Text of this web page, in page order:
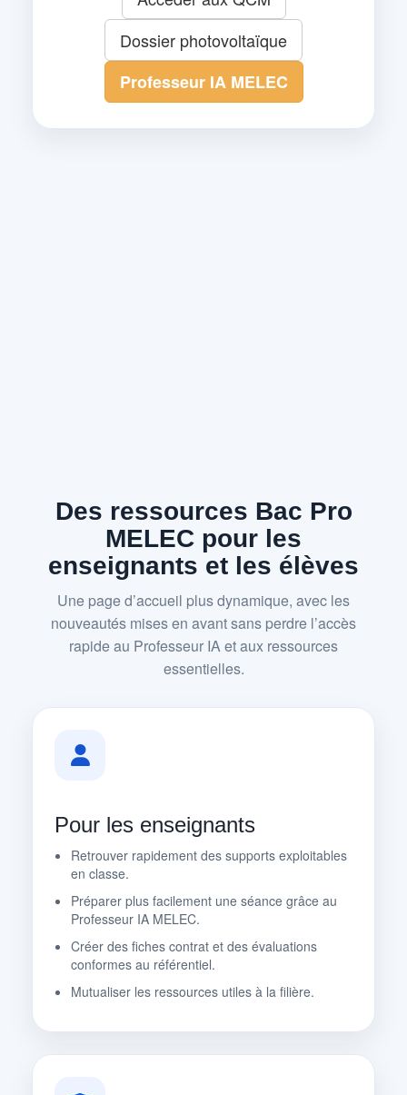
Dossier photovoltaïque
Professeur IA MELEC
Des ressources Bac Pro
MELEC pour les
enseignants et les élèves
Une page d’accueil plus dynamique, avec les
nouveautés mises en avant sans perdre l’accès
rapide au Professeur IA et aux ressources
essentielles.
Pour les enseignants
Retrouver rapidement des supports exploitables
en classe.
Préparer plus facilement une séance grâce au
Professeur IA MELEC.
Créer des fiches contrat et des évaluations
conformes au référentiel.
Mutualiser les ressources utiles à la filière.